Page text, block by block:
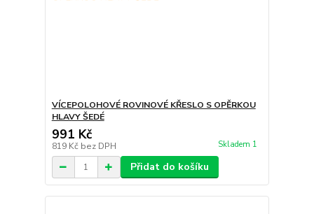
VÍCEPOLOHOVÉ ROVINOVÉ KŘESLO S OPĚRKOU
HLAVY ŠEDÉ
991 Kč
819 Kč bez DPH Skladem 1
Přidat do košíku